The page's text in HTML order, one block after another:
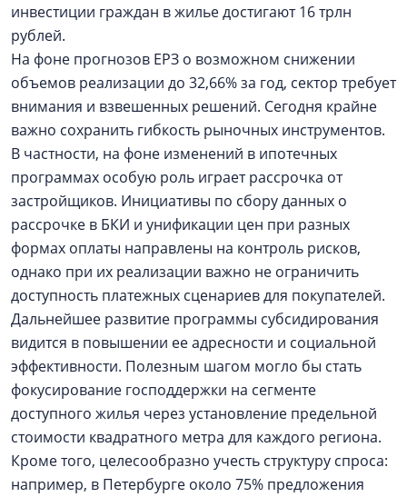
инвестиции граждан в жилье достигают 16 трлн
рублей.
На фоне прогнозов ЕРЗ о возможном снижении
объемов реализации до 32,66% за год, сектор требует
внимания и взвешенных решений. Сегодня крайне
важно сохранить гибкость рыночных инструментов.
В частности, на фоне изменений в ипотечных
программах особую роль играет рассрочка от
застройщиков. Инициативы по сбору данных о
рассрочке в БКИ и унификации цен при разных
формах оплаты направлены на контроль рисков,
однако при их реализации важно не ограничить
доступность платежных сценариев для покупателей.
Дальнейшее развитие программы субсидирования
видится в повышении ее адресности и социальной
эффективности. Полезным шагом могло бы стать
фокусирование господдержки на сегменте
доступного жилья через установление предельной
стоимости квадратного метра для каждого региона.
Кроме того, целесообразно учесть структуру спроса:
например, в Петербурге около 75% предложения